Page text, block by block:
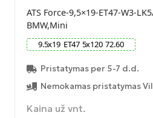
ATS Force-9,5×19-ET47-W3-
BMW,Mini
9.5x19 ET47 5x120 72.60
Pristatymas per 5-7 d.d.
Nemokamas pristatymas
Kaina už vnt.